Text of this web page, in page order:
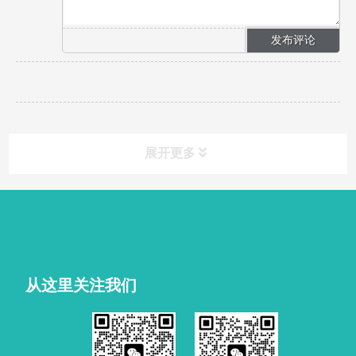
展开更多
从这里关注我们